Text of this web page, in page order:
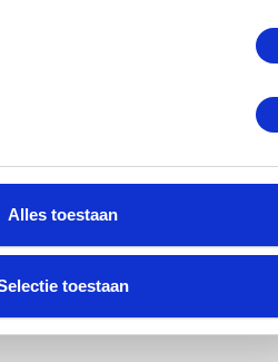
Alles toestaan
toestaan
reparatie